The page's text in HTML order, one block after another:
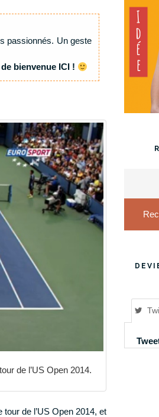
passionnés. Un geste
bienvenue ICI !
de l’US Open 2014.
de l’US Open 2014, et